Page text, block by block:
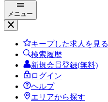
メニュー
キープした求人を見る
検索履歴
新規会員登録(無料)
ログイン
ヘルプ
エリアから探す